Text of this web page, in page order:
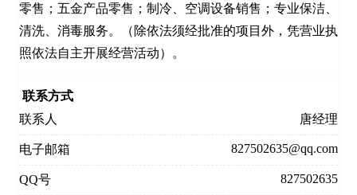
零售；五金产品零售；制冷、空调设备销售；专业保洁、
清洗、消毒服务。（除依法须经批准的项目外，凭营业执
照依法自主开展经营活动）。
联系方式
联系人
唐经理
电子邮箱 827502635@qq.com
QQ号 827502635